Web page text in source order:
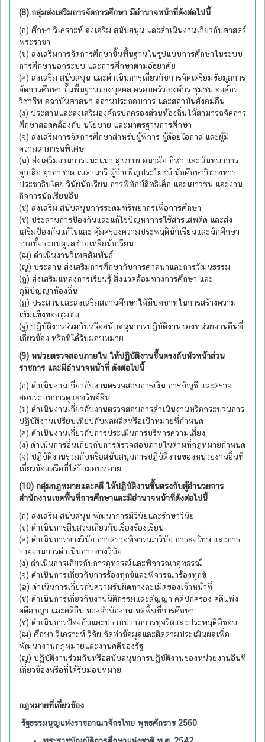
(8) กลุ่มส่งเสริมการจัดการศึกษา มีอำนาจหน้าที่ดังต่อไปนี้
(ก) ศึกษา วิเคราะห์ ส่งเสริม สนับสนุน และดำเนินงานเกี่ยวกับศาสตร์
พระราชา
(ข) ส่งเสริมการจัดการศึกษาขั้นพื้นฐานในรูปแบบการศึกษาในระบบ
การศึกษานอกระบบ และการศึกษาตามอัธยาศัย
(ค) ส่งเสริม สนับสนุน และดำเนินการเกี่ยวกับการจัดเตรียมข้อมูลการ
จัดการศึกษา ขั้นพื้นฐานของบุคคล ครอบครัว องค์กร ชุมชน องค์กร
วิชาชีพ สถาบันศาสนา สถานประกอบการ และสถาบันสังคมอื่น
(ง) ประสานและส่งเสริมองค์กรปกครองส่วนท้องถิ่นให้สามารถจัดการ
ศึกษาสอดคล้องกับ นโยบาย และมาตรฐานการศึกษา
(จ) ส่งเสริมการจัดการศึกษาสำหรับผู้พิการ ผู้ด้อยโอกาส และผู้มี
ความสามารถพิเศษ
(ฉ) ส่งเสริมงานการแนะแนว สุขภาพ อนามัย กีฬา และนันทนาการ
ลูกเสือ ยุวกาชาด เนตรนารี ผู้บำเพ็ญประโยชน์ นักศึกษาวิชาทหาร
ประชาธิปไตย วินัยนักเรียน การพิทักษ์สิทธิเด็ก และเยาวชน และงาน
กิจการนักเรียนอื่น
(ช) ส่งเสริม สนับสนุนการระดมทรัพยากรเพื่อการศึกษา
(ซ) ประสานการป้องกันและแก้ไขปัญหาการใช้สารเสพติด และส่ง
เสริมป้องกันแก้ไขและ คุ้มครองความประพฤตินักเรียนและนักศึกษา
รวมทั้งระบบดูแลช่วยเหลือนักเรียน
(ฌ) ดำเนินงานวิเทศสัมพันธ์
(ญ) ประสาน ส่งเสริมการศึกษากับการศาสนาและการวัฒนธรรม
(ฎ) ส่งเสริมแหล่งการเรียนรู้ สิ่งแวดล้อมทางการศึกษา และ
ภูมิปัญญาท้องถิ่น
(ฏ) ประสานและส่งเสริมสถานศึกษาให้มีบทบาทในการสร้างความ
เข้มแข็งของชุมชน
(ฐ) ปฏิบัติงานร่วมกับหรือสนับสนุนการปฏิบัติงานของหน่วยงานอื่นที่
เกี่ยวข้อง หรือที่ได้รับมอบหมาย
(9) หน่วยตรวจสอบภายใน ให้ปฏิบัติงานขึ้นตรงกับหัวหน้าส่วน
ราชการ และมีอำนาจหน้าที่ ดังต่อไปนี้
(ก) ดำเนินงานเกี่ยวกับงานตรวจสอบการเงิน การบัญชี และตรวจ
สอบระบบการดูแลทรัพย์สิน
(ข) ดำเนินงานเกี่ยวกับงานตรวจสอบการดำเนินงานหรือกระบวนการ
ปฏิบัติงานเปรียบเทียบกับผลผลิตหรือเป้าหมายที่กำหนด
(ค) ดำเนินงานเกี่ยวกับการประเมินการบริหารความเสี่ยง
(ง) ดำเนินการอื่นเกี่ยวกับการตรวจสอบภายในตามที่กฎหมายกำหนด
(จ) ปฏิบัติงานร่วมกับหรือสนับสนุนการปฏิบัติงานของหน่วยงานอื่นที่
เกี่ยวข้องหรือที่ได้รับมอบหมาย
(10) กลุ่มกฎหมายและคดี ให้ปฏิบัติงานขึ้นตรงกับผู้อำนวยการ
สำนักงานเขตพื้นที่การศึกษาและมีอำนาจหน้าที่ดังต่อไปนี้
(ก) ส่งเสริม สนับสนุน พัฒนาการมีวินัยและรักษาวินัย
(ข) ดำเนินการสืบสวนเกี่ยวกับเรื่องร้องเรียน
(ค) ดำเนินการทางวินัย การตรวจพิจารณาวินัย การลงโทษ และการ
รายงานการดำเนินการทางวินัย
(ง) ดำเนินการเกี่ยวกับการอุทธรณ์และพิจารณาอุทธรณ์
(จ) ดำเนินการเกี่ยวกับการร้องทุกข์และพิจารณาร้องทุกข์
(ฉ) ดำเนินการเกี่ยวกับความรับผิดทางละเมิดของเจ้าหน้าที่
(ช) ดำเนินการเกี่ยวกับงานนิติกรรมและสัญญา คดีปกครอง คดีแพ่ง
คดีอาญา และคดีอื่น ของสำนักงานเขตพื้นที่การศึกษา
(ซ) ดำเนินการป้องกันและปราบปรามการทุจริตและประพฤติมิชอบ
(ฌ) ศึกษา วิเคราะห์ วิจัย จัดทำข้อมูลและติดตามประเมินผลเพื่อ
พัฒนางานกฎหมายและงานคดีของรัฐ
(ญ) ปฏิบัติงานร่วมกับหรือสนับสนุนการปฏิบัติงานของหน่วยงานอื่นที่
เกี่ยวข้องหรือที่ได้รับมอบหมาย
กฎหมายที่เกี่ยวข้อง
รัฐธรรมนูญแห่งราชอาณาจักรไทย พุทธศักราช 2560